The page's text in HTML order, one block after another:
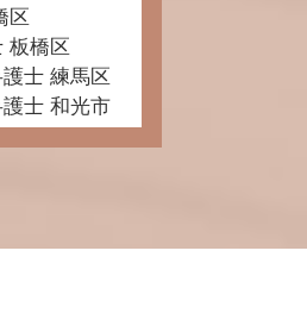
区
板橋区
士 練馬区
士 和光市